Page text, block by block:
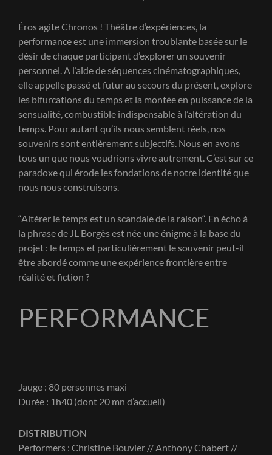
Éros agite Chronos ! Théâtre d’expériences, la
performance est une immersion troublante basée sur le
désir de chaque participant d’explorer un souvenir
personnel. A l’aide de séquences cinématographiques,
elle appelle passé et futur au secours du présent, explore
les bifurcations du temps et la montée en puissance de la
sensualité, combustible indispensable à l’altération du
temps. Pour autant qu’ils nous semblent réels, nos
souvenirs sont entièrement subjectifs. Nous en avons
tous un que nous voudrions vivre autrement. C’est sur ce
paradoxe qui érode les fondations de notre identité que
nous nous construisons.
“Altérer le temps est un scandale de la raison“. En écho à
la phrase de JL Borgès est née une énigme à la base du
projet : le temps et particulièrement le souvenir peut-il
être abordé comme une expérience frontière entre
réalité et fiction ?
PERFORMANCE
Jauge : 80 personnes maxi
Durée : 1h40 (dont 20 mn d’accueil)
DISTRIBUTION
Performers : Christine Bouvier // Anthony Chabert //